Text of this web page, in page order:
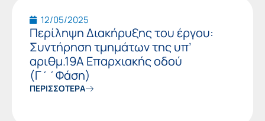
12/05/2025
Περίληψη Διακήρυξης του έργου:
Συντήρηση τμημάτων της υπ’
αριθμ.19Α Επαρχιακής οδού
(Γ΄΄Φάση)
ΠΕΡΙΣΣΟΤΕΡΑ